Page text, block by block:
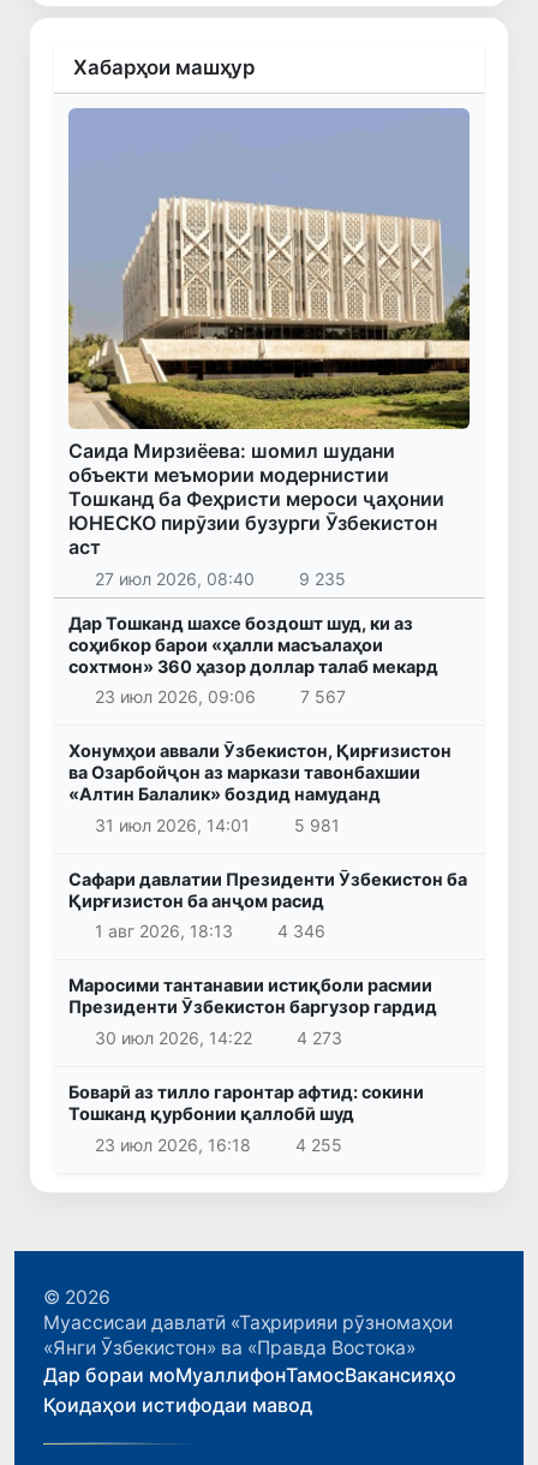
Хабарҳои машҳур
Саида Мирзиёева: шомил шудани
объекти меъмории модернистии
Тошканд ба Феҳристи мероси ҷаҳонии
ЮНЕСКО пирӯзии бузурги Ӯзбекистон
аст
27 июл 2026, 08:40 9 235
Дар Тошканд шахсе боздошт шуд, ки аз
соҳибкор барои «ҳалли масъалаҳои
сохтмон» 360 ҳазор доллар талаб мекард
23 июл 2026, 09:06
7 567
Хонумҳои аввали Ӯзбекистон, Қирғизистон
ва Озарбойҷон аз маркази тавонбахшии
«Алтин Балалик» боздид намуданд
31 июл 2026, 14:01
5 981
Сафари давлатии Президенти Ӯзбекистон ба
Қирғизистон ба анҷом расид
1 авг 2026, 18:13
4 346
Маросими тантанавии истиқболи расмии
Президенти Ӯзбекистон баргузор гардид
30 июл 2026, 14:22
4 273
Боварӣ аз тилло гаронтар афтид: сокини
Тошканд қурбонии қаллобӣ шуд
23 июл 2026, 16:18
4 255
© 2026
Муассисаи давлатӣ «Таҳририяи рӯзномаҳои
«Янги Ӯзбекистон» ва «Правда Востока»
Дар бораи моМуаллифонТамосВакансияҳо
Қоидаҳои истифодаи мавод